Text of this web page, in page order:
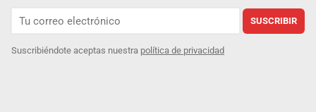
SUSCRIBIR
Suscribiéndote aceptas nuestra política de privacidad